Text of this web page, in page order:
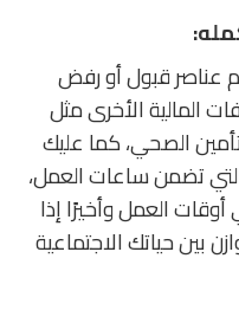
عناصر قبول أو رفض
المالية الأخرى مثل
الصحي، كما عليك
تضمن ساعات العمل،
العمل وأخيرًا إذا
بين حياتك الاجتماعية